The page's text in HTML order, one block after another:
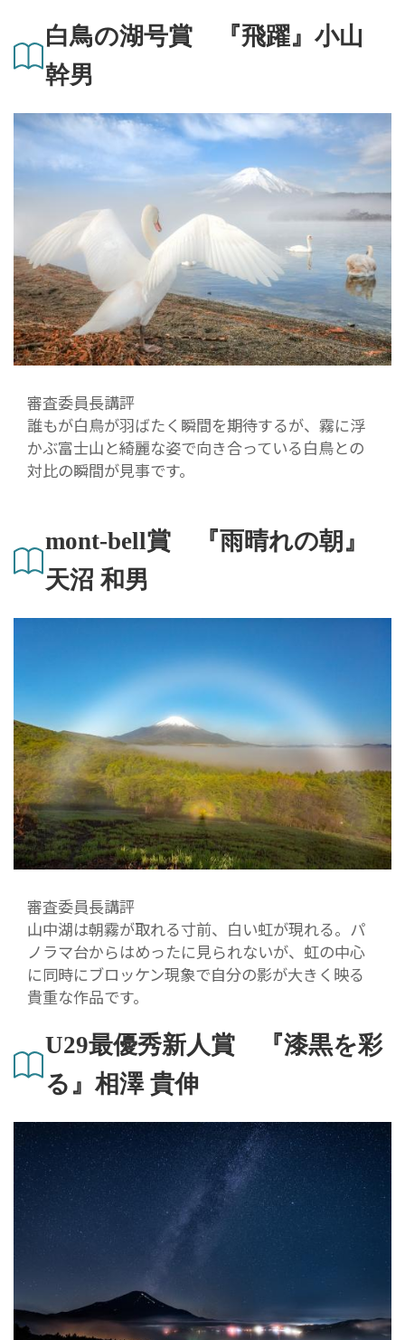
白鳥の湖号賞 『飛躍』小山
幹男
審査委員長講評
誰もが白鳥が羽ばたく瞬間を期待するが、霧に浮
かぶ富士山と綺麗な姿で向き合っている白鳥との
対比の瞬間が見事です。
mont-bell賞 『雨晴れの朝』
天沼 和男
審査委員長講評
山中湖は朝霧が取れる寸前、白い虹が現れる。パ
ノラマ台からはめったに見られないが、虹の中心
に同時にブロッケン現象で自分の影が大きく映る
貴重な作品です。
U29最優秀新人賞 『漆黒を彩
る』相澤 貴伸